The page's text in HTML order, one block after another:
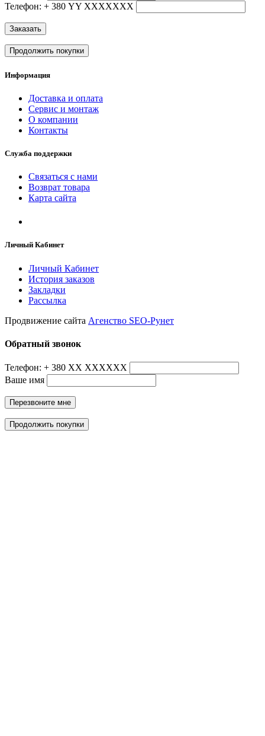
Телефон: + 380 YY ХХХХХХХ
Заказать
Продолжить покупки
Информация
Доставка и оплата
Сервис и монтаж
О компании
Контакты
Служба поддержки
Связаться с нами
Возврат товара
Карта сайта
Личный Кабинет
Личный Кабинет
История заказов
Закладки
Рассылка
Продвижение сайта Агенство SEO-Рунет
Обратный звонок
Телефон: + 380 ХХ ХХХХХХ
Ваше имя
Перезвоните мне
Продолжить покупки